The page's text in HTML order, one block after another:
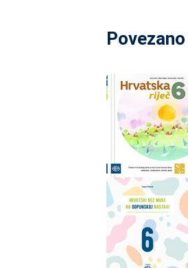
Povezano